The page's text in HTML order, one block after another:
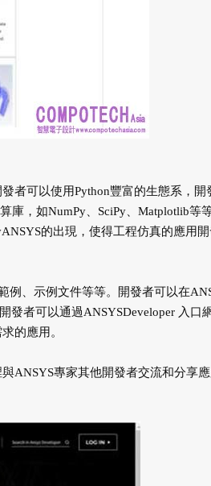
者可以使用Python豐富的生態系，開
庫，如NumPy、SciPy、Matplotlib等
的出現，使得工程仿真的應用
例、示例文件等等。開發者可以在
發者可以通過ANSYSDeveloper 入口
的應用。
ANSYS專家其他開發者交流和分享